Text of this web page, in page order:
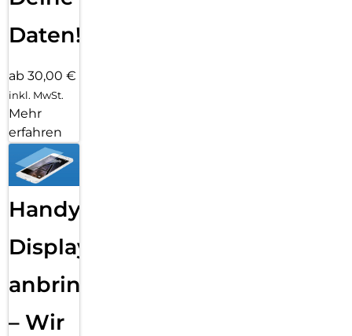
Daten!
ab 30,00 €
inkl. MwSt.
Mehr
erfahren
Handy
Displayfolie
anbringen
– Wir